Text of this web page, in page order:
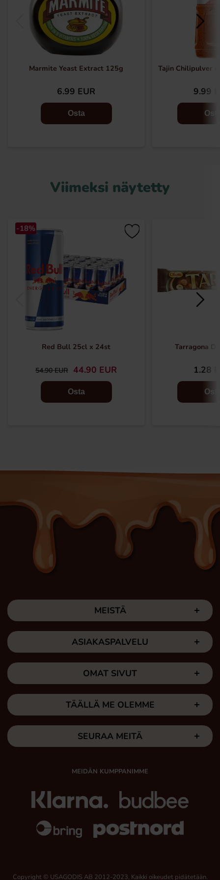
Marmite Yeast Extract 125g
6.99 EUR
Osta
Tajin Chilipulver
9.99
Viimeksi näytetty
-18%
Red Bull 25cl x 24st
54.90 EUR 44.90 EUR
Osta
Tarragona
1.28
MEISTÄ
ASIAKASPALVELU
OMAT SIVUT
TÄÄLLÄ ME OLEMME
SEURAA MEITÄ
MEIDÄN KUMPPANIMME
Copyright © USAGODIS AB 2012-2023, Kaikki oikeudet pidätetään.